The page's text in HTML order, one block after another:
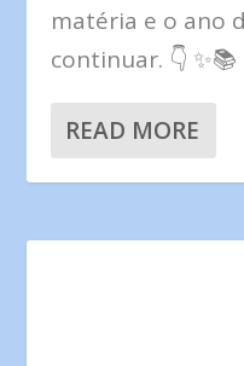
matéria e o ano
continuar. 👇 ✨📚
READ MORE